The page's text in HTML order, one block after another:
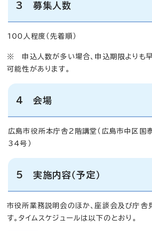
3 募集人数
100人程度（先着順）
※ 申込人数が多い場合、申込期限よりも
可能性があります。
4 会場
広島市役所本庁舎2階講堂（広島市中区国
34号）
5 実施内容（予定）
市役所業務説明会のほか、座談会及び庁舎
す。タイムスケジュールは以下のとおり。